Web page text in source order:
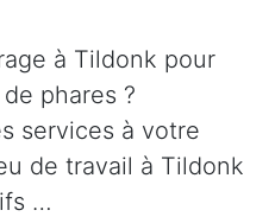
à Tildonk pour
phares ?
services à votre
de travail à Tildonk
…